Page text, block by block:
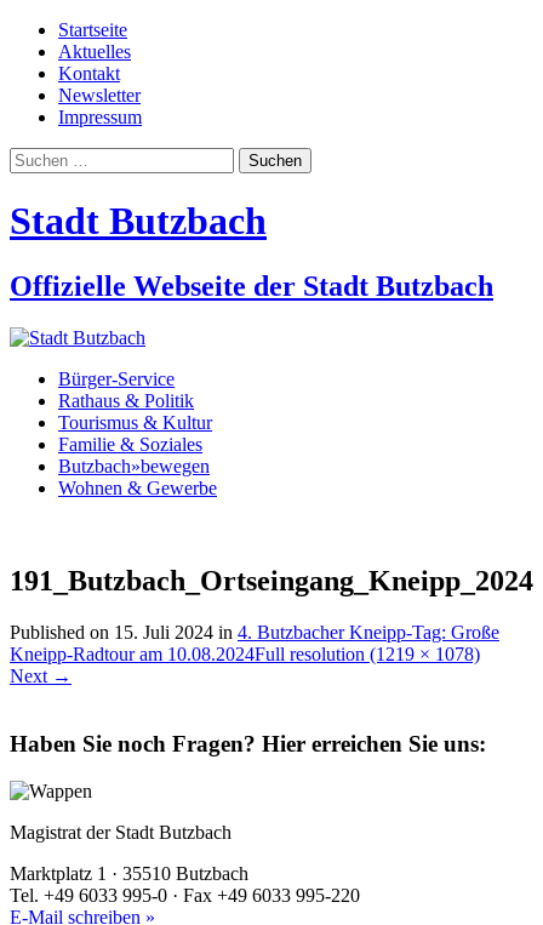
Startseite
Aktuelles
Kontakt
Newsletter
Impressum
Suchen
nach:
Stadt Butzbach
Offizielle Webseite der Stadt Butzbach
Bürger-Service
Rathaus & Politik
Tourismus & Kultur
Familie & Soziales
Butzbach»bewegen
Wohnen & Gewerbe
191_Butzbach_Ortseingang_Kneipp_2024
Published on 15. Juli 2024 in 4. Butzbacher Kneipp-Tag: Große
Kneipp-Radtour am 10.08.2024Full resolution (1219 × 1078)
Next →
Haben Sie noch Fragen? Hier erreichen Sie uns:
Magistrat der Stadt Butzbach
Marktplatz 1 · 35510 Butzbach
Tel. +49 6033 995-0 · Fax +49 6033 995-220
E-Mail schreiben »